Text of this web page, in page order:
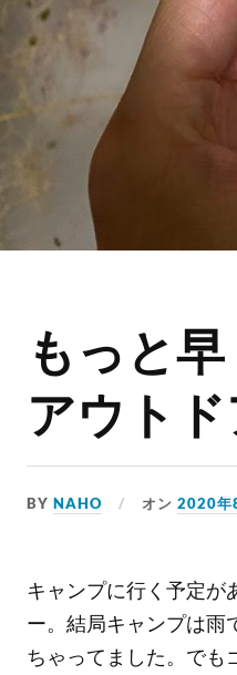
もっと
アウト
BYNAHO オン2020年
キャンプに行く予定が
ー。結局キャンプは雨
ちゃってました。でも